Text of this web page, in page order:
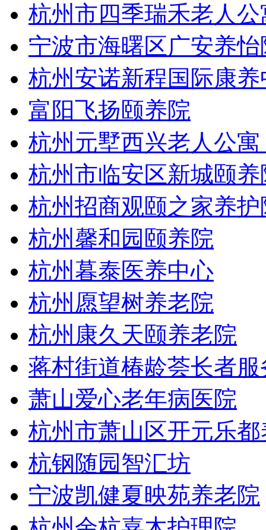
杭州市四季瑞禾老人公
宁波市海曙区广安养怡
杭州安诺新程国际康养
富阳飞扬颐养院
杭州元墅西兴老人公
杭州市临安区新城颐养
杭州招商观颐之家养护
杭州馨和园颐养院
杭州暮泰医养中心
杭州愿望树养老院
杭州康久天颐养老院
蒋村街道椿龄荟长者
萧山爱心老年病医院
杭州市萧山区开元乐
杭钢随园智汇坊
宁波凯健夏映苑养老院